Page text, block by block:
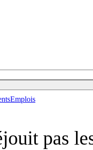
Emplois
pas